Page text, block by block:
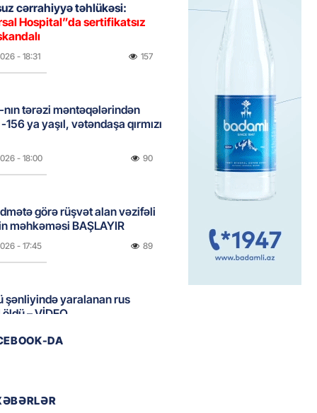
cərrahiyyə təhlükəsi:
Hospital”da sertifikatsız
- 18:31 157
nın tərəzi məntəqələrindən
ya yaşıl, vətəndaşa qırmızı
- 18:00 90
görə rüşvət alan vəzifəli
məhkəməsi BAŞLAYIR
- 17:45 89
şənliyində yaralanan rus
– VİDEO
546 min manatı 20
DA